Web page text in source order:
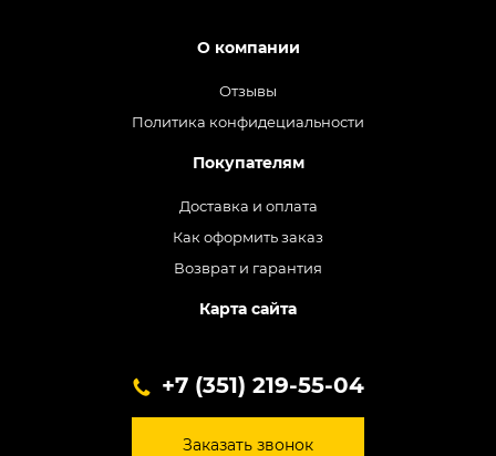
О компании
Отзывы
Политика конфидециальности
Покупателям
Доставка и оплата
Как оформить заказ
Возврат и гарантия
Карта сайта
+7 (351) 219-55-04
Заказать звонок